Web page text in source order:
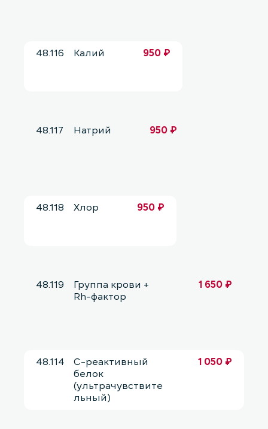
48.116 Калий 950 ₽
48.117 Натрий 950 ₽
48.118 Хлор 950 ₽
48.119
Группа крови +
Rh-фактор
1 650 ₽
48.114
С-реактивный
белок
(ультрачувствите
льный)
1 050 ₽